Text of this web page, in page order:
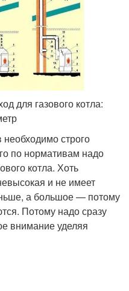
для газового котла:
необходимо строго
по нормативам надо
котла. Хоть
и не имеет
а большое — потому
Потому надо сразу
внимание уделяя